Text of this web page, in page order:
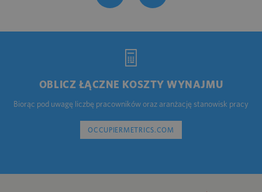
OBLICZ ŁĄCZNE KOSZTY WYNAJMU
Biorąc pod uwagę liczbę pracowników oraz aranżację stanowisk pracy
OCCUPIERMETRICS.COM